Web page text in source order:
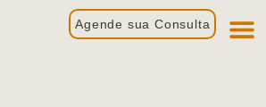
Agende sua Consulta